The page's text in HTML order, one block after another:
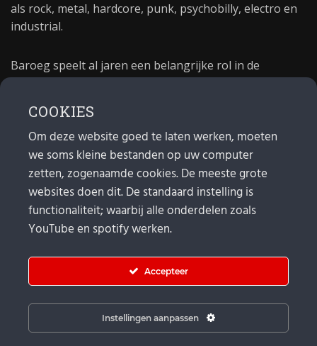
als rock, metal, hardcore, punk, psychobilly, electro en
industrial.
Baroeg speelt al jaren een belangrijke rol in de
poppodium 40 jaar.
MAIL
Algemeen: info@baroeg.nl
Bands & boeking: leon@baroeg.nl
Promotie & publiciteit: francis@baroeg.nl
COOKIES
Om deze website goed te laten werken, moeten
we soms kleine bestanden op uw computer
zetten, zogenaamde cookies. De meeste grote
websites doen dit. De standaard instelling is
functionaliteit; waarbij alle onderdelen zoals
YouTube en spotify werken.
Accepteer
Instellingen aanpassen